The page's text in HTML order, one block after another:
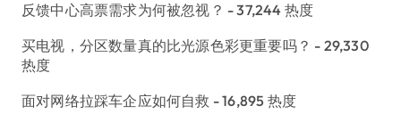
反馈中心高票需求为何被忽视？ - 37,244 热度
买电视，分区数量真的比光源色彩更重要吗？ - 29,330
热度
面对网络拉踩车企应如何自救 - 16,895 热度